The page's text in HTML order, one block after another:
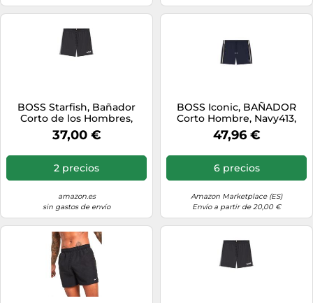
BOSS Starfish, Bañador
Corto de los Hombres,
Black1,
37,00 €
2 precios
amazon.es
sin gastos de envío
BOSS Iconic, BAÑADOR
Corto Hombre, Navy413,
47,96 €
6 precios
Amazon Marketplace (ES)
Envío a partir de 20,00 €